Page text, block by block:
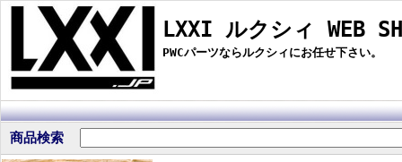
LXXI ルクシィ WEB
PWCパーツならルクシィにお任せ下さい。
商品検索